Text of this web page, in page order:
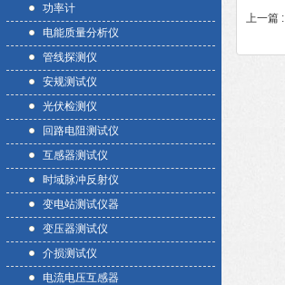
功率计
电能质量分析仪
管线探测仪
安规测试仪
光伏检测仪
回路电阻测试仪
互感器测试仪
时域脉冲反射仪
变电站测试仪器
变压器测试仪
介损测试仪
电流电压互感器
上一篇 :